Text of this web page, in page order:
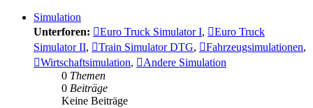
Simulation
Unterforen:
Euro Truck Simulator I,
Euro Truck
Simulator II, Train Simulator DTG, Fahrzeugsimulationen,
Wirtschaftsimulation,
Andere Simulation
0 Themen
0 Beiträge
Keine Beiträge